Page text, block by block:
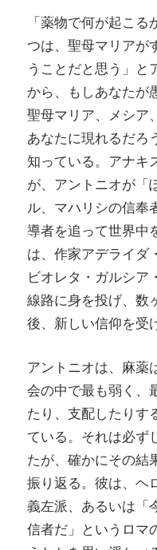
「薬物で何が起こ
つは、聖母マリアが
うことだと思う」と
から、もしあなたが
聖母マリア、メシア
あなたに現れるだろ
知っている。アナキ
が、アントニオが「
ル、マハリシの信奉
導者を追って世界中
は、作家アデライダ
ビオレタ・ガルシア
線路に身を投げ、数
後、新しい信仰を受
アントニオは、麻薬
会の中で最も弱く、
たり、支配したりす
ている。それは必ず
たが、確かにその結
振り返る。彼は、ヘ
義左派、あるいは「
信者だ」というロマ